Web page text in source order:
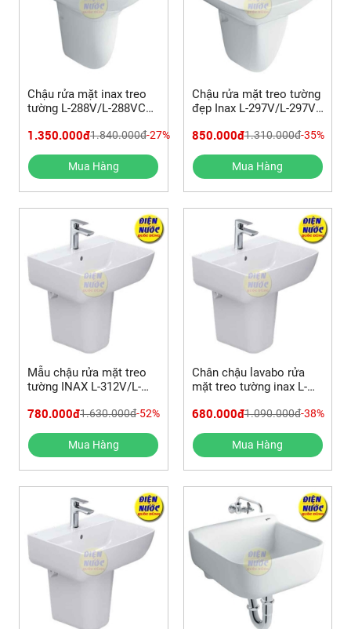
Chậu rửa mặt inax treo
tường L-288V/L-288VC+
1402S nóng lạnh
1.350.000đ1.840.000đ-27%
Mua Hàng
Chậu rửa mặt treo tường
đẹp Inax L-297V/L-297VC
850.000đ1.310.000đ-35%
Mua Hàng
Mẫu chậu rửa mặt treo
tường INAX L-312V/L-
REVIEW SẢN PHẨM
780.000đ1.630.000đ-52%
Mua Hàng
Chân chậu lavabo rửa
mặt treo tường inax L-
680.000đ1.090.000đ-38%
Mua Hàng